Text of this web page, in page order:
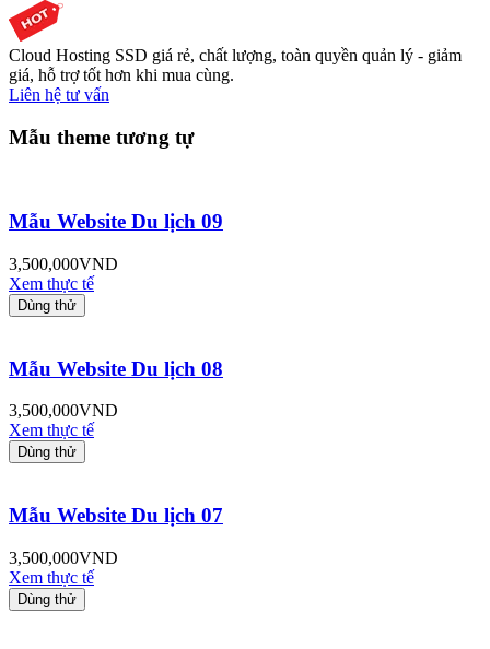
Cloud Hosting SSD giá rẻ, chất lượng, toàn quyền quản lý - giảm
giá, hỗ trợ tốt hơn khi mua cùng.
Liên hệ tư vấn
Mẫu theme tương tự
Mẫu Website Du lịch 09
3,500,000VND
Xem thực tế
Dùng thử
Mẫu Website Du lịch 08
3,500,000VND
Xem thực tế
Dùng thử
Mẫu Website Du lịch 07
3,500,000VND
Xem thực tế
Dùng thử